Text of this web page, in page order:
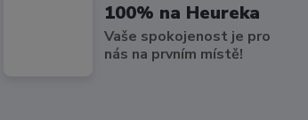
100% na Heureka
Vaše spokojenost je pro
nás na prvním místě!